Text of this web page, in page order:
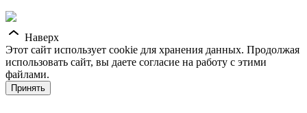
Наверх
Этот сайт использует cookie для хранения данных. Продолжая
использовать сайт, вы даете согласие на работу с этими
файлами.
Принять